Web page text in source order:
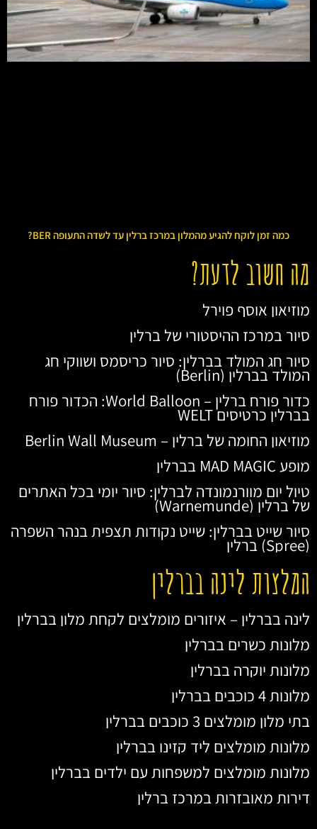
כמה זמן לוקח להגיע מהמלון במרכז ברלין עד לשדה התעופה BER?
מה חשוב לדעת?
מוזיאון אוסף פוירל
סיור במרכז ההיסטורי של ברלין
סיור חג המולד בברלין: סיור כריסמס ושווקי חג
המולד בברלין (Berlin)
כדור פורח ברלין – World Balloon: הכדור פורח
בברלין כרטיסים WELT
מוזיאון החומה של ברלין – Berlin Wall Museum
מופע MAD MAGIC בברלין
טיול יום מוורנמונדה לברלין: סיור יומי בכל האתרים
של ברלין (Warnemunde)
סיור שייט בברלין: שייט נקודות תצפית בנהר השפרה
(Spree) ברלין
המלצות לינה בברלין
לינה בברלין – איזורים מומלצים לקחת מלון בברלין
מלונות כשרים בברלין
מלונות יוקרה בברלין
מלונות 4 כוכבים בברלין
בתי מלון מומלצים 3 כוכבים בברלין
מלונות מומלצים ליד קזינו בברלין
מלונות מומלצים למשפחות עם ילדים בברלין
דירות מאובזרות במרכז ברלין